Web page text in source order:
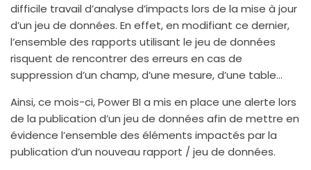
difficile travail d’analyse d’impacts lors de la mise à jour
d’un jeu de données. En effet, en modifiant ce dernier,
l’ensemble des rapports utilisant le jeu de données
risquent de rencontrer des erreurs en cas de
suppression d’un champ, d’une mesure, d’une table...
Ainsi, ce mois-ci, Power BI a mis en place une alerte lors
de la publication d’un jeu de données afin de mettre en
évidence l’ensemble des éléments impactés par la
publication d’un nouveau rapport / jeu de données.